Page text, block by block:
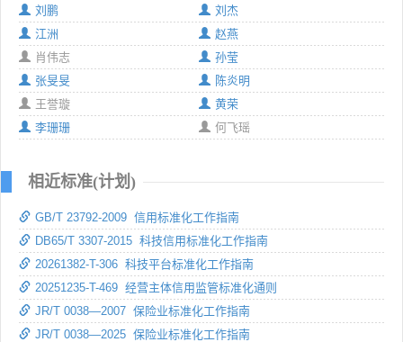
刘鹏
刘杰
江洲
赵燕
肖伟志
孙莹
张旻旻
陈炎明
王誉璇
黄荣
李珊珊
何飞瑶
相近标准(计划)
GB/T 23792-2009 信用标准化工作指南
DB65/T 3307-2015 科技信用标准化工作指南
20261382-T-306 科技平台标准化工作指南
20251235-T-469 经营主体信用监管标准化通则
JR/T 0038—2007 保险业标准化工作指南
JR/T 0038—2025 保险业标准化工作指南